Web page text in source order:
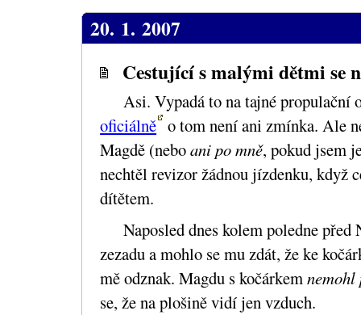
20. 1. 2007
Cestující s malými dětmi se
Asi. Vypadá to na tajné propulační
oficiálně o tom není ani zmínka. Ale
Magdě (neboani po mně, pokud jsem
nechtěl revizor žádnou jízdenku, když
dítětem.
Naposled dnes kolem poledne před
zezadu a mohlo se mu zdát, že ke
mě odznak. Magdu s kočárkemnemohl
se, že na plošině vidí jen vzduch.